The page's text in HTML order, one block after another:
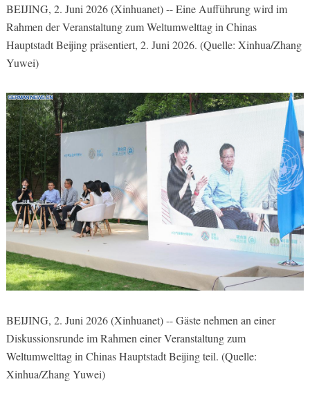
BEIJING, 2. Juni 2026 (Xinhuanet) -- Eine Aufführung wird im
Rahmen der Veranstaltung zum Weltumwelttag in Chinas
Hauptstadt Beijing präsentiert, 2. Juni 2026. (Quelle: Xinhua/Zhang
Yuwei)
BEIJING, 2. Juni 2026 (Xinhuanet) -- Gäste nehmen an einer
Diskussionsrunde im Rahmen einer Veranstaltung zum
Weltumwelttag in Chinas Hauptstadt Beijing teil. (Quelle:
Xinhua/Zhang Yuwei)